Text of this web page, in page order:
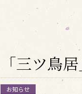
「三ツ鳥
お知らせ